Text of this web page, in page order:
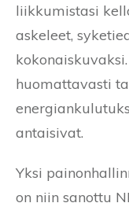
liikkumistasi
askeleet,
huomattavasti
antaisivat.
Yksi
on niin sanottu